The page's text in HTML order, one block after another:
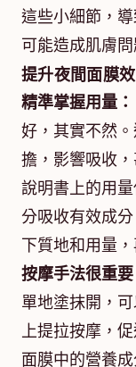
這些小細節，
可能造成肌膚問
提升夜間面膜
精準掌握用量：
好，其實不然
擔，影響吸收
說明書上的用
分吸收有效成
下質地和用量
按摩手法很重要
單地塗抹開，
上提拉按摩，
面膜中的營養